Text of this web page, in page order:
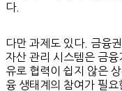
다.
다만 과제도 있다. 금융
자산 관리 시스템은 금융
유로 협력이 쉽지 않은
융 생태계의 참여가 필요